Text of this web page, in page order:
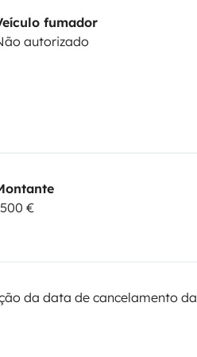
fumador
autorizado
€
da data de cancelamento da